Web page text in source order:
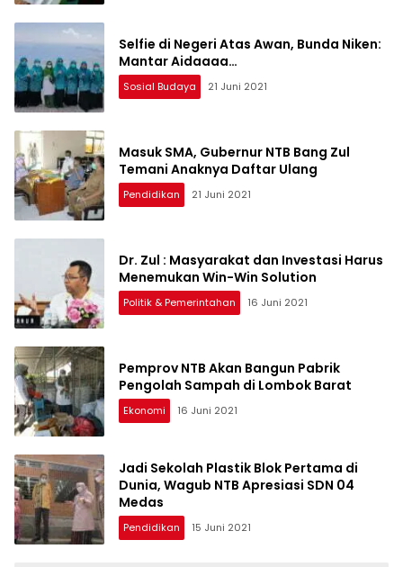
Selfie di Negeri Atas Awan, Bunda Niken:
Mantar Aidaaaa…
Sosial Budaya 21 Juni 2021
Masuk SMA, Gubernur NTB Bang Zul
Temani Anaknya Daftar Ulang
Pendidikan 21 Juni 2021
Dr. Zul : Masyarakat dan Investasi Harus
Menemukan Win-Win Solution
Politik & Pemerintahan 16 Juni 2021
Pemprov NTB Akan Bangun Pabrik
Pengolah Sampah di Lombok Barat
Ekonomi 16 Juni 2021
Jadi Sekolah Plastik Blok Pertama di
Dunia, Wagub NTB Apresiasi SDN 04
Medas
Pendidikan 15 Juni 2021